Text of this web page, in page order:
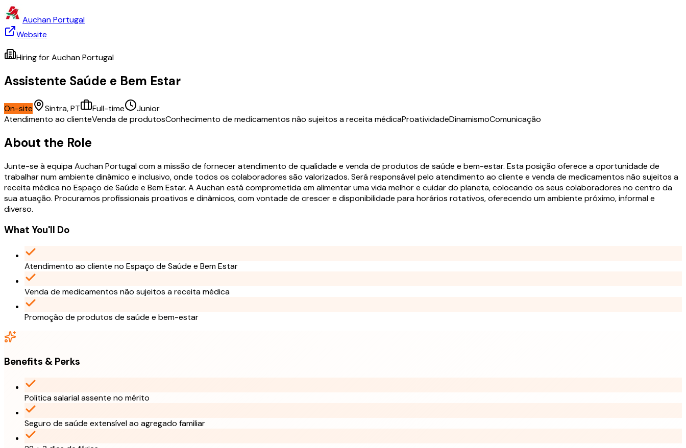
Auchan Portugal
Website
Hiring forAuchan Portugal
Assistente Saúde e Bem Estar
On-site Sintra, PT Full-time
Junior
Atendimento ao clienteVenda de produtosConhecimento de medicamentos não sujeitos a receita médicaProatividadeDinamismoComunicação
About the Role
Junte-se à equipa Auchan Portugal com a missão de fornecer atendimento de qualidade e venda de produtos de saúde e bem-estar. Esta posição oferece a oportunidade de
trabalhar num ambiente dinâmico e inclusivo, onde todos os colaboradores são valorizados. Será responsável pelo atendimento ao cliente e venda de medicamentos não sujeitos a
receita médica no Espaço de Saúde e Bem Estar. A Auchan está comprometida em alimentar uma vida melhor e cuidar do planeta, colocando os seus colaboradores no centro da
sua atuação. Procuramos profissionais proativos e dinâmicos, com vontade de crescer e disponibilidade para horários rotativos, oferecendo um ambiente próximo, informal e
diverso.
What You'll Do
Atendimento ao cliente no Espaço de Saúde e Bem Estar
Venda de medicamentos não sujeitos a receita médica
Promoção de produtos de saúde e bem-estar
Benefits & Perks
Política salarial assente no mérito
Seguro de saúde extensível ao agregado familiar